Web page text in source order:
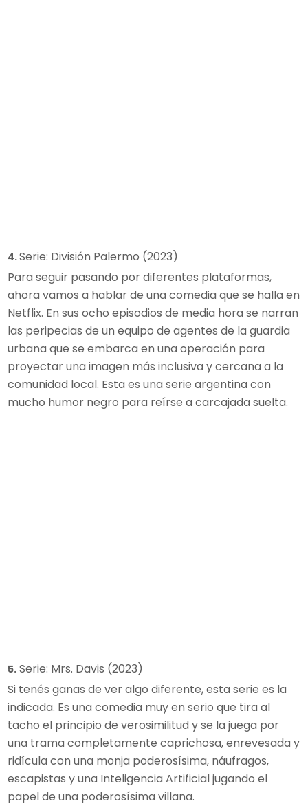
4.Serie: División Palermo (2023)
Para seguir pasando por diferentes plataformas,
ahora vamos a hablar de una comedia que se halla en
Netflix. En sus ocho episodios de media hora se narran
las peripecias de un equipo de agentes de la guardia
urbana que se embarca en una operación para
proyectar una imagen más inclusiva y cercana a la
comunidad local. Esta es una serie argentina con
mucho humor negro para reírse a carcajada suelta.
5.Serie: Mrs. Davis (2023)
Si tenés ganas de ver algo diferente, esta serie es la
indicada. Es una comedia muy en serio que tira al
tacho el principio de verosimilitud y se la juega por
una trama completamente caprichosa, enrevesada y
ridícula con una monja poderosísima, náufragos,
escapistas y una Inteligencia Artificial jugando el
papel de una poderosísima villana.